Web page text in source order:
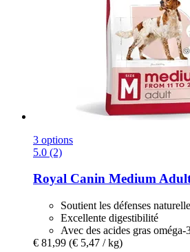
3 options
5.0 (2)
Royal Canin Medium
Soutient les défenses
Excellente digestibilité
Avec des acides gras
€ 81,99 (€ 5,47 / kg)